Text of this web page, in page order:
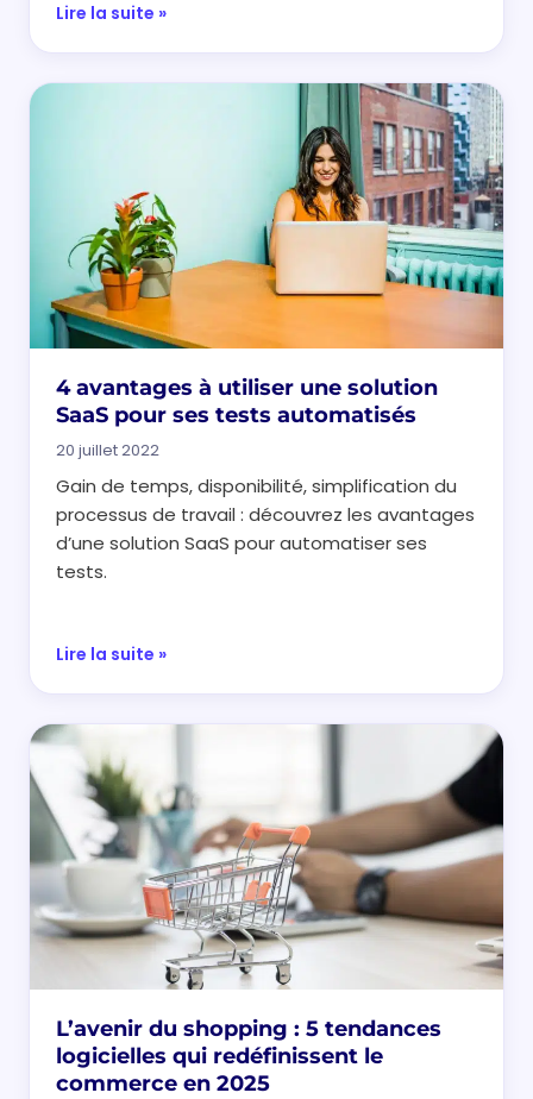
Lire la suite »
4 avantages à utiliser une solution
SaaS pour ses tests automatisés
20 juillet 2022
Gain de temps, disponibilité, simplification du
processus de travail : découvrez les avantages
d’une solution SaaS pour automatiser ses
tests.
Lire la suite »
L’avenir du shopping : 5 tendances
logicielles qui redéfinissent le
commerce en 2025